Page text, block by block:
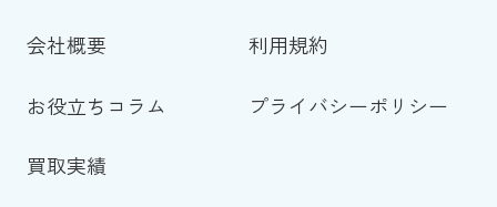
会社概要 利用規約
お役立ちコラム プライバシーポリシー
買取実績